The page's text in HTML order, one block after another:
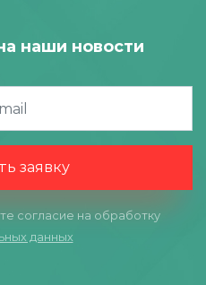
наши новости
заявку
согласие на обработку
данных